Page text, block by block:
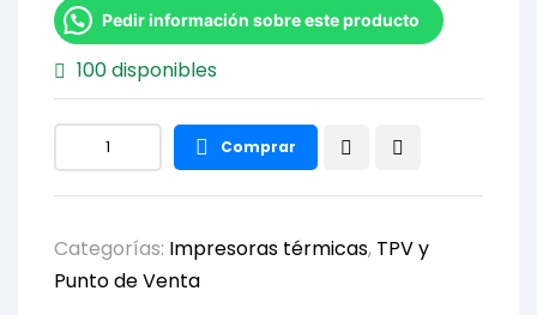
Pedir información sobre este producto
100 disponibles
Comprar
Categorías: Impresoras térmicas, TPV y
Punto de Venta